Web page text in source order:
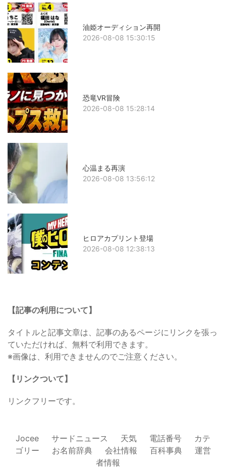
油姫オーディション再開
2026-08-08 15:30:15
恐竜VR冒険
2026-08-08 15:28:14
心温まる再演
2026-08-08 13:56:12
ヒロアカプリント登場
2026-08-08 12:38:13
【記事の利用について】
タイトルと記事文章は、記事のあるページにリンクを張っ
ていただければ、無料で利用できます。
※画像は、利用できませんのでご注意ください。
【リンクついて】
リンクフリーです。
Jocee サードニュース 天気 電話番号
カテ
ゴリー
お名前辞典 会社情報 百科事典
運営
者情報